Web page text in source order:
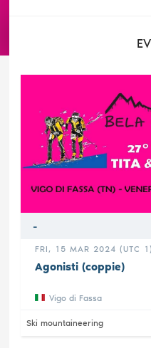
-
FRI, 15 MAR 2024 (UTC 1)
Agonisti (coppie)
Vigo di Fassa
Ski mountaineering